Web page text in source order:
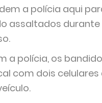
a polícia aqui
assaltados durante
a polícia, os
com dois celulares